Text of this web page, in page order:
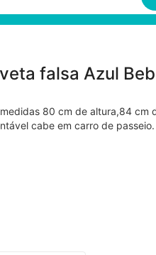
falsa Azul
80 cm de altura,84 cm
cabe em carro de